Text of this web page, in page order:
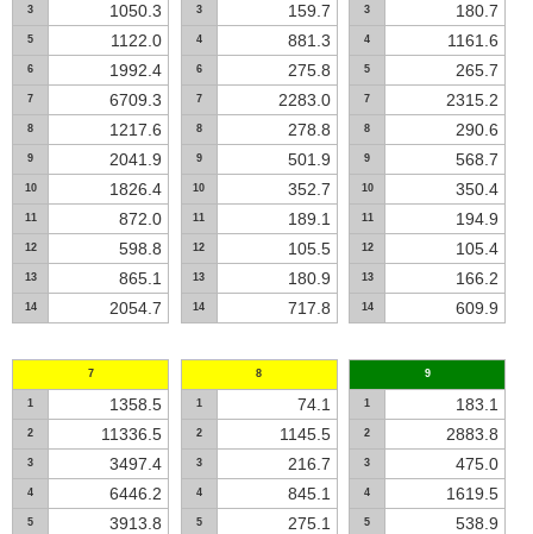
3 1050.3
5 1122.0
6 1992.4
7 6709.3
8 1217.6
9 2041.9
10 1826.4
11 872.0
12 598.8
13 865.1
14 2054.7
3 159.7
4 881.3
6 275.8
7 2283.0
8 278.8
9 501.9
10 352.7
11 189.1
12 105.5
13 180.9
14 717.8
3 180.7
4 1161.6
5 265.7
7 2315.2
8 290.6
9 568.7
10 350.4
11 194.9
12 105.4
13 166.2
14 609.9
7
1 1358.5
2 11336.5
3 3497.4
4 6446.2
5 3913.8
8
1 74.1
2 1145.5
3 216.7
4 845.1
5 275.1
9
1 183.1
2 2883.8
3 475.0
4 1619.5
5 538.9